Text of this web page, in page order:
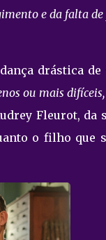
e da falta
drástica de
ou mais
Fleurot, da
o filho que